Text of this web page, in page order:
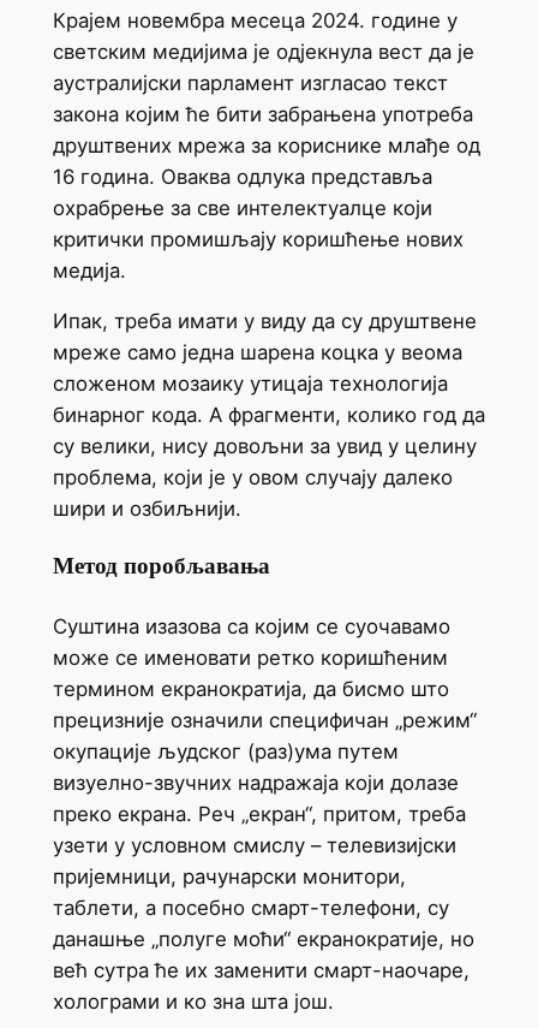
Крајем новембра месеца 2024. године у
светским медијима је одјекнула вест да је
аустралијски парламент изгласао текст
закона којим ће бити забрањена употреба
друштвених мрежа за кориснике млађе од
16 година. Оваква одлука представља
охрабрење за све интелектуалце који
критички промишљају коришћење нових
медија.
Ипак, треба имати у виду да су друштвене
мреже само једна шарена коцка у веома
сложеном мозаику утицаја технологија
бинарног кода. А фрагменти, колико год да
су велики, нису довољни за увид у целину
проблема, који је у овом случају далеко
шири и озбиљнији.
Метод поробљавања
Суштина изазова са којим се суочавамо
може се именовати ретко коришћеним
термином екранократија, да бисмо што
прецизније означили специфичан „режим“
окупације људског (раз)ума путем
визуелно-звучних надражаја који долазе
преко екрана. Реч „екран“, притом, треба
узети у условном смислу – телевизијски
пријемници, рачунарски монитори,
таблети, а посебно смарт-телефони, су
данашње „полуге моћи“ екранократије, но
већ сутра ће их заменити смарт-наочаре,
холограми и ко зна шта још.